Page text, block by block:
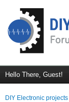
Hello There, Guest!
DIY Electronic projects